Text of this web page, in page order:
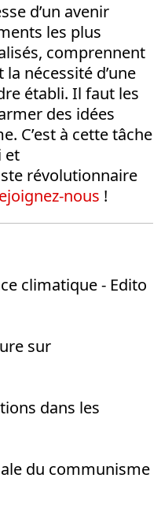
d’un avenir
les plus
comprennent
nécessité d’une
établi. Il faut les
des idées
C’est à cette tâche
et
révolutionnaire
nous !
climatique - Edito
sur
dans les
du communisme